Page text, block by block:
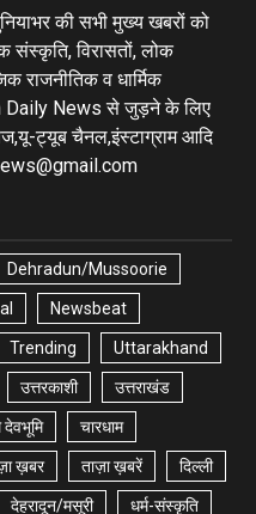
की सभी मुख्य खबरों को
संस्कृति, विरासतों, लोक
राजनीतिक व धार्मिक
Daily News से जुड़ने के लिए
ट्यूब चैनल,इंस्टाग्राम आदि
Dehradun/Mussoorie
Newsbeat
Trending Uttarakhand
उत्तरकाशी उत्तराखंड
चारधाम
ख़बर ताज़ा ख़बरें दिल्ली
देहरादून/मसूरी धर्म-संस्कृति